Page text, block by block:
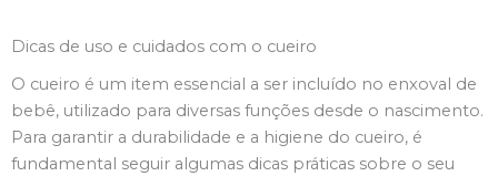
Dicas de uso e cuidados com o cueiro
O cueiro é um item essencial a ser incluído no enxoval de
bebê, utilizado para diversas funções desde o nascimento.
Para garantir a durabilidade e a higiene do cueiro, é
fundamental seguir algumas dicas práticas sobre o seu